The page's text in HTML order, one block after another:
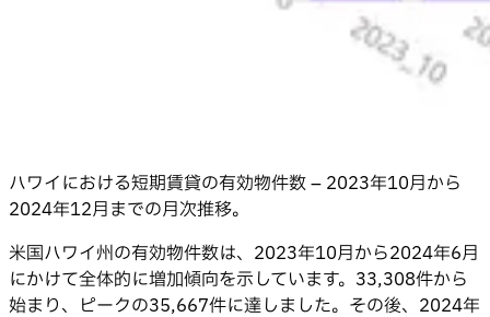
ハワイにおける短期賃貸の有効物件数 – 2023年10月から
2024年12月までの月次推移。
米国ハワイ州の有効物件数は、2023年10月から2024年6月
にかけて全体的に増加傾向を示しています。33,308件から
始まり、ピークの35,667件に達しました。その後、2024年